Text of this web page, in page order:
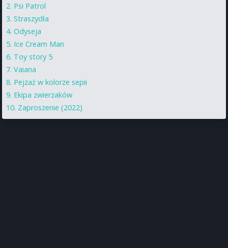
Psi Patrol
Straszydła
Odyseja
Ice Cream Man
Toy story 5
Vaiana
Pejzaż w kolorze sepii
Ekipa zwierzaków
Zaproszenie (2022)